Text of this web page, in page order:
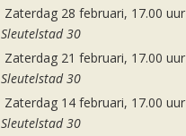
Zaterdag 28 februari, 17.00 uur
Sleutelstad 30
Zaterdag 21 februari, 17.00 uur
Sleutelstad 30
Zaterdag 14 februari, 17.00 uur
Sleutelstad 30